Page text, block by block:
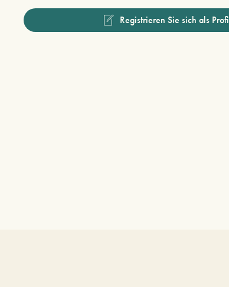
Registrieren Sie sich als Profi